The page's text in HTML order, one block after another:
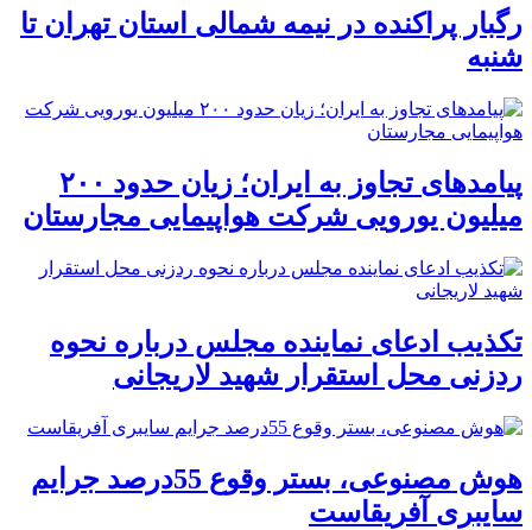
رگبار پراکنده در نیمه شمالی استان تهران تا
شنبه
پیامدهای تجاوز به ایران؛ زیان حدود ۲۰۰
میلیون یورویی شرکت هواپیمایی مجارستان
تکذیب ادعای نماینده مجلس درباره نحوه
ردزنی محل استقرار شهید لاریجانی
هوش مصنوعی، بستر وقوع 55درصد جرایم
سایبری آفریقاست